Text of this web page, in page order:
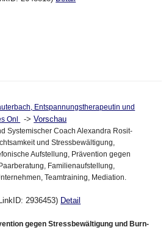
Entspannungstherapeutin und
Onl
->Vorschau
Systemischer Coach Alexandra Rosit-
und Stressbewältigung,
Aufstellung, Prävention gegen
Familienaufstellung,
Teamtraining, Mediation.
2936453) Detail
gegen Stressbewältigung und Burn-